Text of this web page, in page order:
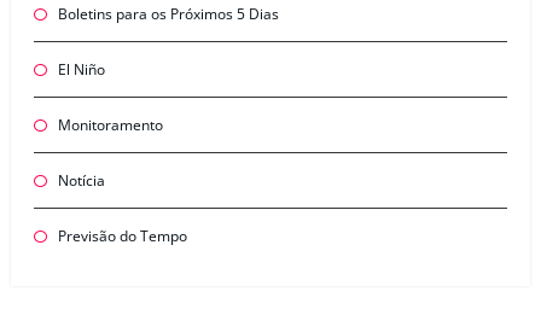
Boletins para os Próximos 5 Dias
El Niño
Monitoramento
Notícia
Previsão do Tempo